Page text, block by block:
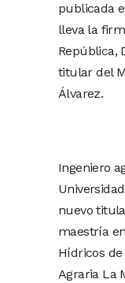
publicada
lleva la
República,
titular del
Álvarez.
Ingeniero
nuevo
maestría
Hídricos
Agraria La